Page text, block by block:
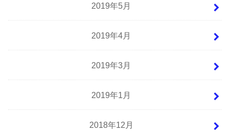
2019年5月
2019年4月
2019年3月
2019年1月
2018年12月